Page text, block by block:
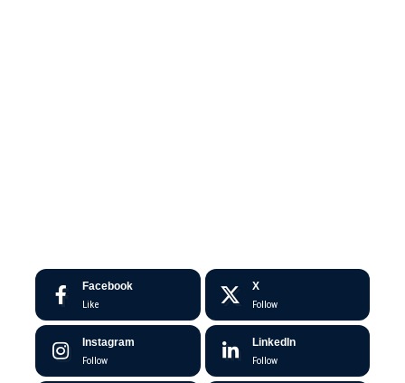
Facebook
Like
X
Follow
Instagram
Follow
LinkedIn
Follow